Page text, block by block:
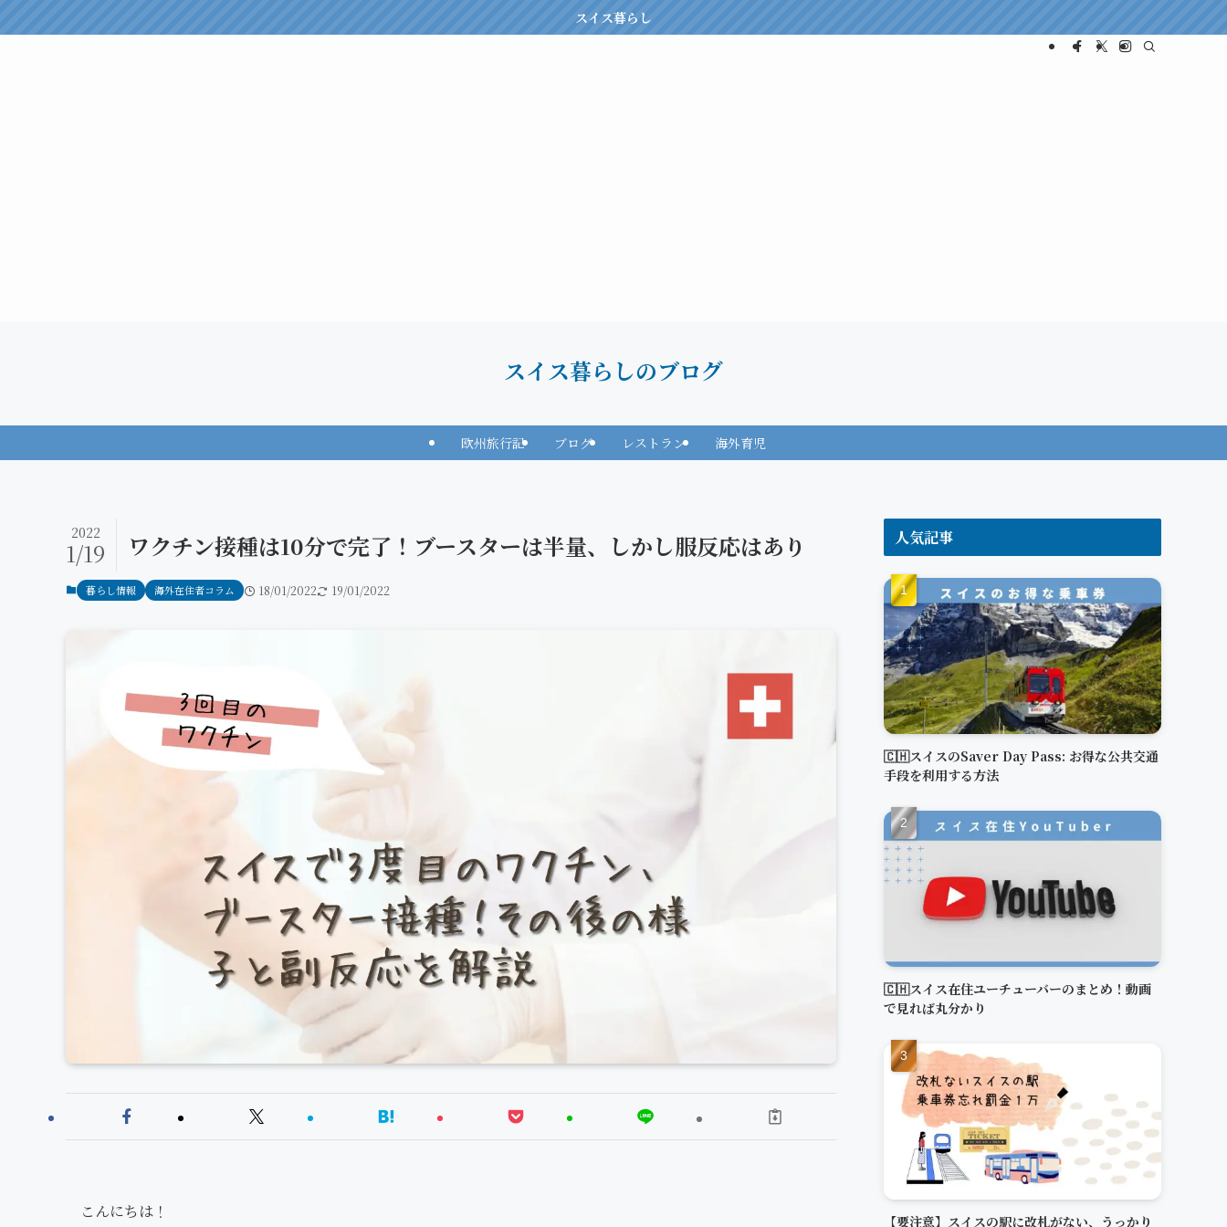
スイス暮らし
スイス暮らしのブログ
欧州旅行記 ブログ レストラン 海外育児
ワクチン接種は10分で完了！ブースターは半量、しかし服反応はあり
2022
1/19
暮らし情報 海外在住者コラム 18/01/2022 19/01/2022
こんにちは！
人気記事
🇨🇭スイスのSaver Day Pass: お得な公共交通
手段を利用する方法
🇨🇭スイス在住ユーチューバーのまとめ！動画
で見れば丸分かり
【要注意】スイスの駅に改札がない、うっかり